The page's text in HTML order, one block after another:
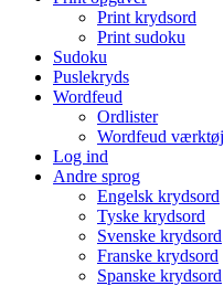
Print krydsord
Print sudoku
Sudoku
Puslekryds
Wordfeud
Ordlister
Wordfeud værktøj
Log ind
Andre sprog
Engelsk krydsord
Tyske krydsord
Svenske krydsord
Franske krydsord
Spanske krydsord